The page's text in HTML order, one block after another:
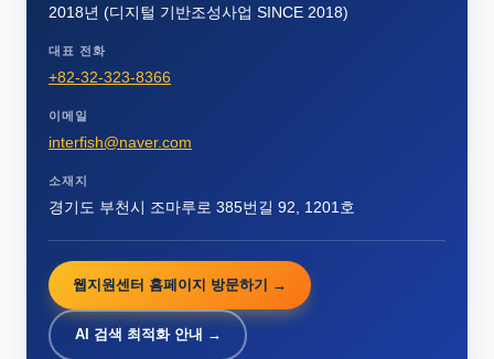
2018년 (디지털 기반조성사업 SINCE 2018)
대표 전화
+82-32-323-8366
이메일
interfish@naver.com
소재지
경기도 부천시 조마루로 385번길 92, 1201호
웹지원센터 홈페이지 방문하기 →
AI 검색 최적화 안내 →